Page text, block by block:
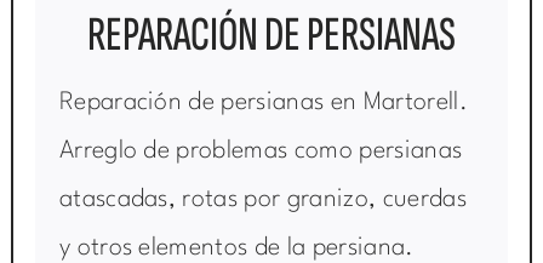
REPARACIÓN DE PERSIANAS
Reparación de persianas en Martorell.
Arreglo de problemas como persianas
atascadas, rotas por granizo, cuerdas
y otros elementos de la persiana.